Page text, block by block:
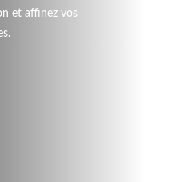
et affinez vos